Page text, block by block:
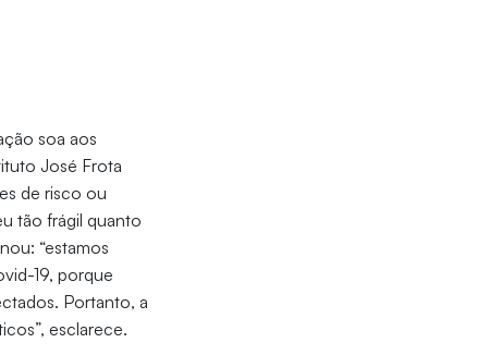
soa aos
José Frota
de risco ou
tão frágil quanto
“estamos
19, porque
Portanto, a
esclarece.